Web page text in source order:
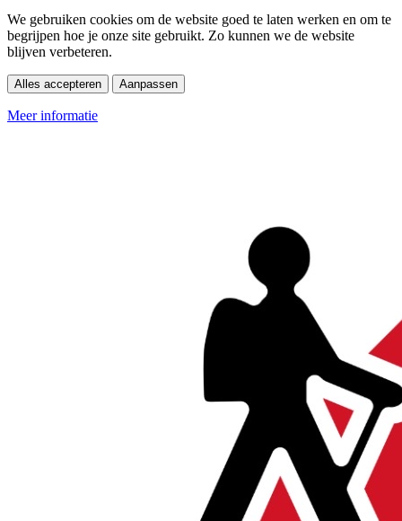
We gebruiken cookies om de website goed te laten werken en om te
begrijpen hoe je onze site gebruikt. Zo kunnen we de website
blijven verbeteren.
Alles accepteren Aanpassen
Meer informatie